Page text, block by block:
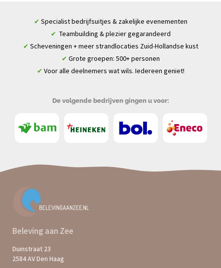
✔ Specialist bedrijfsuitjes & zakelijke evenementen
✔ Teambuilding & plezier gegarandeerd
✔ Scheveningen + meer strandlocaties Zuid-Hollandse kust
✔ Grote groepen: 500+ personen
✔ Voor alle deelnemers wat wils. Iedereen geniet!
De volgende bedrijven gingen u voor:
Beleving aan Zee
Duinstraat 23
2584 AV Den Haag